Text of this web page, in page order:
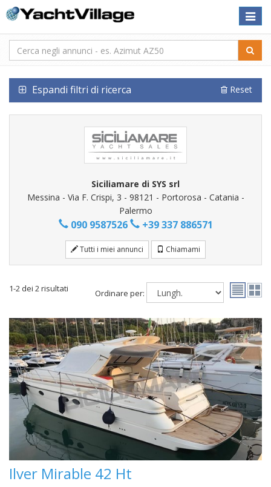
Toggle
Espandi filtri di ricerca Reset
Siciliamare di SYS srl
Messina - Via F. Crispi, 3 - 98121 - Portorosa - Catania -
Palermo
090 9587526 +39 337 886571
Tutti i miei annunci Chiamami
1-2 dei 2 risultati Ordinare per:
Ilver Mirable 42 Ht